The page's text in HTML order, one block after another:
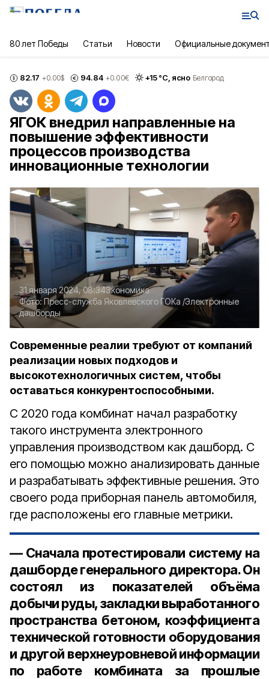
80 лет Победы Статьи Новости Официальные
82.17 +0.00$ 94.84 +0.00€ +15°С, ясно Белгород
ЯГОК внедрил направленные на
повышение эффективности
процессов производства
инновационные технологии
31 января 2024, 08:34Экономика
Фото:Пресс-служба Яковлевского ГОКа /Электронные
дашборды
Современные реалии требуют от компаний
реализации новых подходов и
высокотехнологичных систем, чтобы
оставаться конкурентоспособными.
С 2020 года комбинат начал разработку
такого инструмента электронного
управления производством как дашборд. С
его помощью можно анализировать данные
и разрабатывать эффективные решения. Это
своего рода приборная панель автомобиля,
где расположены его главные метрики.
— Сначала протестировали систему на
дашборде генерального директора. Он
состоял из показателей объёма
добычи руды, закладки выработанного
пространства бетоном, коэффициента
технической готовности оборудования
и другой верхнеуровневой информации
по работе комбината за прошлые